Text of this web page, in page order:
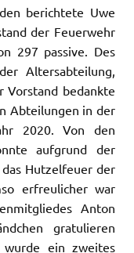
berichtete Uwe
der Feuerwehr
297 passive. Des
Altersabteilung,
Vorstand bedankte
Abteilungen in der
2020. Von den
aufgrund der
Hutzelfeuer der
erfreulicher war
Anton
gratulieren
ein zweites